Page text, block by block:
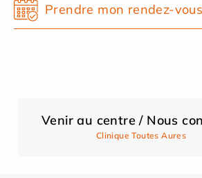
Prendre mon rendez-vous
Venir au centre / Nous
Clinique Toutes Aures